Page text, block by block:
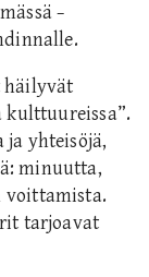
−
häilyvät
kulttuureissa”.
yhteisöjä,
minuutta,
voittamista.
tarjoavat